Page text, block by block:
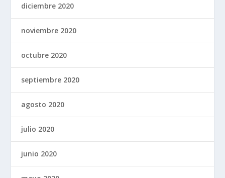
diciembre 2020
noviembre 2020
octubre 2020
septiembre 2020
agosto 2020
julio 2020
junio 2020